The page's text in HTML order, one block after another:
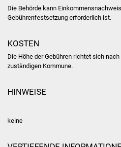
Die Behörde kann
Gebührenfestsetzung erforderlich ist.
KOSTEN
Die Höhe der Gebühren richtet sich
zuständigen Kommune.
HINWEISE
keine